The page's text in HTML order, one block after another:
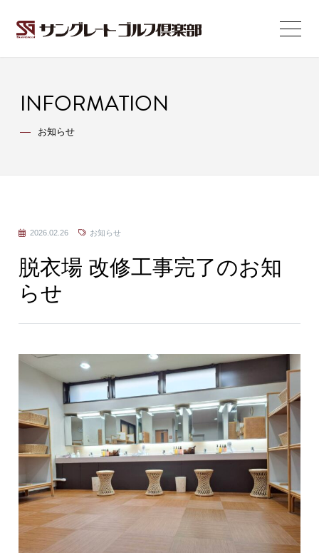
INFORMATION
お知らせ
2026.02.26 お知らせ
脱衣場 改修工事完了のお知
らせ